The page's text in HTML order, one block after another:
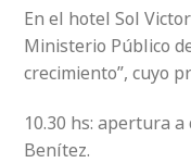
En el hotel Sol
Ministerio Público
crecimiento”, cuyo
10.30 hs: apertura
Benítez.